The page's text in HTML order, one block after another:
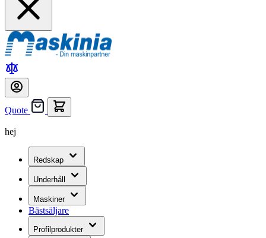
Quote
hej
Redskap
Underhåll
Maskiner
Bästsäljare
Profilprodukter